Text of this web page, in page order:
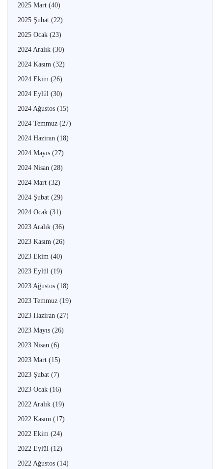
2025 Mart (40)
2025 Şubat (22)
2025 Ocak (23)
2024 Aralık (30)
2024 Kasım (32)
2024 Ekim (26)
2024 Eylül (30)
2024 Ağustos (15)
2024 Temmuz (27)
2024 Haziran (18)
2024 Mayıs (27)
2024 Nisan (28)
2024 Mart (32)
2024 Şubat (29)
2024 Ocak (31)
2023 Aralık (36)
2023 Kasım (26)
2023 Ekim (40)
2023 Eylül (19)
2023 Ağustos (18)
2023 Temmuz (19)
2023 Haziran (27)
2023 Mayıs (26)
2023 Nisan (6)
2023 Mart (15)
2023 Şubat (7)
2023 Ocak (16)
2022 Aralık (19)
2022 Kasım (17)
2022 Ekim (24)
2022 Eylül (12)
2022 Ağustos (14)